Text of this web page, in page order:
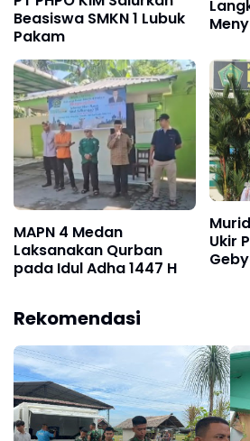
Beasiswa SMKN 1 Lubuk
Pakam
MAPN 4 Medan
Laksanakan Qurban
pada Idul Adha 1447 H
Ukir
Rekomendasi